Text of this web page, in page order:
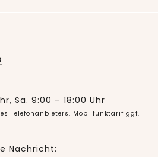
Sa. 9:00 – 18:00 Uhr
Telefonanbieters, Mobilfunktarif ggf.
Nachricht: